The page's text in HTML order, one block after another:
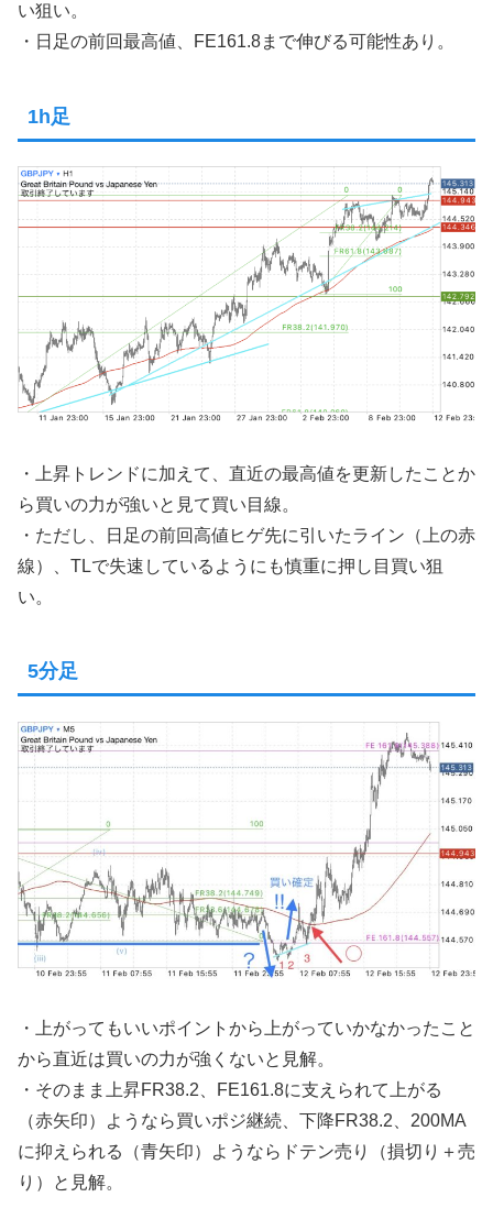
い狙い。
・日足の前回最高値、FE161.8まで伸びる可能性あり。
1h足
・上昇トレンドに加えて、直近の最高値を更新したことか
ら買いの力が強いと見て買い目線。
・ただし、日足の前回高値ヒゲ先に引いたライン（上の赤
線）、TLで失速しているようにも慎重に押し目買い狙
い。
5分足
・上がってもいいポイントから上がっていかなかったこと
から直近は買いの力が強くないと見解。
・そのまま上昇FR38.2、FE161.8に支えられて上がる
（赤矢印）ようなら買いポジ継続、下降FR38.2、200MA
に抑えられる（青矢印）ようならドテン売り（損切り＋売
り）と見解。